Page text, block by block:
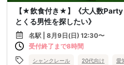
【★飲食付き★】《大人数Party
とくる男性を探したい》
名駅 | 8月9日(日) 12:30〜
受付終了まで8時間
シャンクレール 20代向け 愛